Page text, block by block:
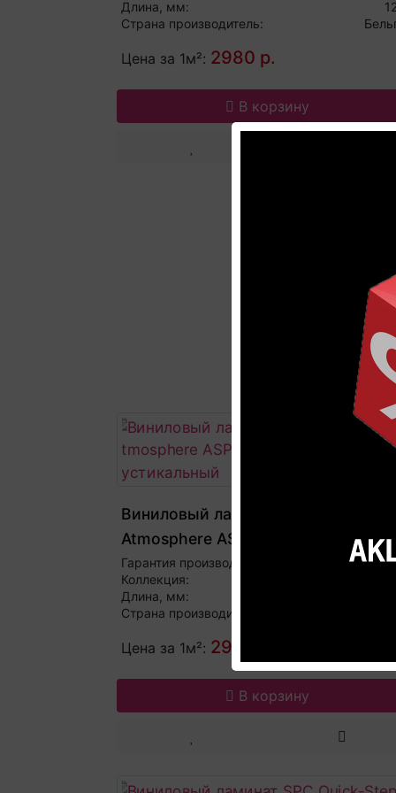
Длина, мм:
Страна производитель:
Цена за 1м²: 2980 р.
В корзину
Виниловый ламинат SPC Quick-Step
Atmosphere ASPC20241 Дуб серый
рустикальный
Гарантия производителя:
25
Коллекция:
Длина, мм:
Страна производитель:
Цена за 1м²: 2980 р.
В корзину